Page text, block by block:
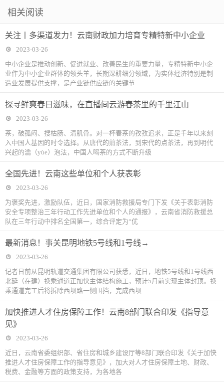
相关阅读
关注丨多渠道发力！云南财政加力培育专精特新中小企业
2023-03-26
中小企业是推动创新、促进就业、改善民生的重要力量，专精特新中小企
业作为中小企业群体的领头羊，长期深耕细分领域，为实体经济特别是制
造业发展提供支撑，是产业链供应链的关键节
探寻鲜爽春日滋味，在直播间云游春茶里的千里江山
2023-03-26
茶，破孤闷、搜枯肠、清肌骨。对一杯春茶的孜孜追求，正是千年以来刻
入中国人基因的时令选择。从唐代的煎茶法，到宋代的点茶法，再到明代
兴起的瀹（yùe）泡法，中国人喝茶的方式不断升级
全国先进！云南这些单位和个人获表彰
2023-03-26
为褒奖先进，激励队伍，近日，国家消防救援局专门下发《关于表彰消防
安全专项整治三年行动工作先进单位和个人的通报》，云南省消防救援总
队在三年行动中排名全国第一，综合评定为“优
最新消息！事关昆明地铁5号线和1号线→
2023-03-26
记者日前从昆明轨道交通集团有限公司获悉，近日，地铁5号线和1号线西
北延（在建）换乘通道正加快主体结构施工，预计5月前实现主体封顶。换
乘通道完工后将拆除西坝路一侧围挡，完成西坝
加快推进人才住房保障工作！云南8部门联合印发《指导意
见》
2023-03-26
近日，云南省委组织部、省住房和城乡建设厅等8部门联合印发《关于加快
推进人才住房保障工作的指导意见》，加大对人才住房保障土地、财政、
税费、金融等方面的政策支持，为各地各